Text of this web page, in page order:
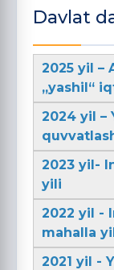
Davlat
2025 yil –
„yashil“
2024 yil –
2023 yil-
yili
2022 yil -
mahalla
2021 yil -